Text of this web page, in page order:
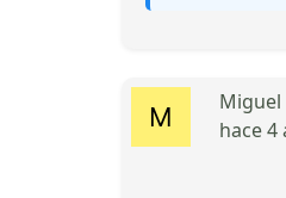
Miguel
hace 4